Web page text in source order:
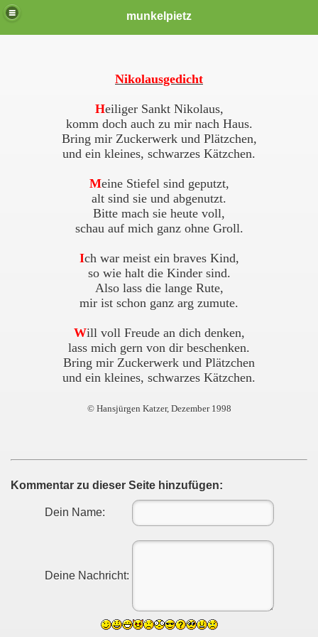
munkelpietz
Nikolausgedicht
Heiliger Sankt Nikolaus,
komm doch auch zu mir nach Haus.
Bring mir Zuckerwerk und Plätzchen,
und ein kleines, schwarzes Kätzchen.
Meine Stiefel sind geputzt,
alt sind sie und abgenutzt.
Bitte mach sie heute voll,
schau auf mich ganz ohne Groll.
Ich war meist ein braves Kind,
so wie halt die Kinder sind.
Also lass die lange Rute,
mir ist schon ganz arg zumute.
Will voll Freude an dich denken,
lass mich gern von dir beschenken.
Bring mir Zuckerwerk und Plätzchen
und ein kleines, schwarzes Kätzchen.
© Hansjürgen Katzer, Dezember 1998
Kommentar zu dieser Seite hinzufügen:
Dein Name:
Deine Nachricht: